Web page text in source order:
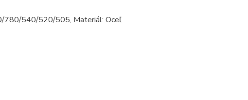
780/540/520/505, Materiál: Oceľ